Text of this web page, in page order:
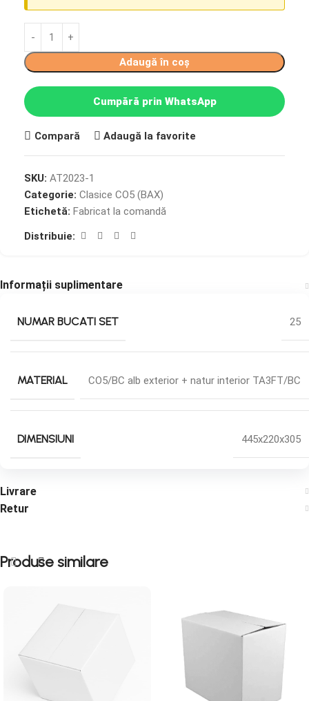
Adaugă în coș
Cumpără prin WhatsApp
Compară Adaugă la favorite
SKU: AT2023-1
Categorie: Clasice CO5 (BAX)
Etichetă: Fabricat la comandă
Distribuie:
Informații suplimentare
NUMAR BUCATI SET 25
MATERIAL CO5/BC alb exterior + natur interior TA3FT/BC
DIMENSIUNI 445x220x305
Livrare
Retur
Produse similare